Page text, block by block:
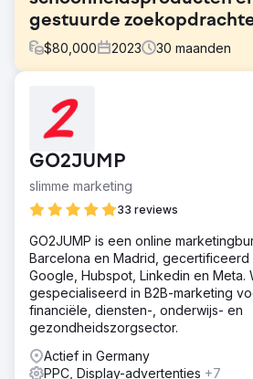
gestuurde
$80,000 2023 30 maanden
SINS moest doorbreken in een van
concurrerende markten voor
wordt door gevestigde nationale
organische zichtbaarheid was zeer
was ondergeoptimaliseerd zonder
ze waren niet aanwezig op AI-
Bovendien wilde SINS uitbreiden
wat een internationale
betaalde als organische
Oplossing
Kleosa implementeerde een
volledige on-page SEO voor alle
ondersteunende pagina's, Google
gerichte merkbescherming en een
GO2JUMP
slimme marketing
33 reviews
GO2JUMP is een online
Barcelona en Madrid, gecertificeerd
Google, Hubspot, Linkedin en Meta.
gespecialiseerd in B2B-marketing
financiële, diensten-, onderwijs- en
gezondheidszorgsector.
Actief in Germany
PPC, Display-advertenties +7